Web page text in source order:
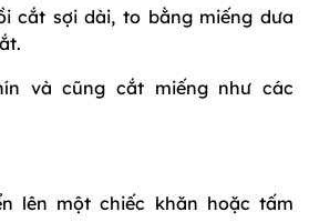
cắt sợi dài, to bằng miếng dưa
và cũng cắt miếng như các
lên một chiếc khăn hoặc tấm